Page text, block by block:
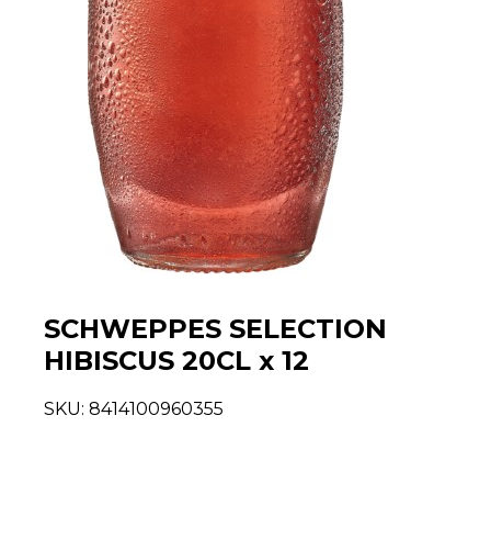
SCHWEPPES SELECTION
HIBISCUS 20CL x 12
SKU: 8414100960355